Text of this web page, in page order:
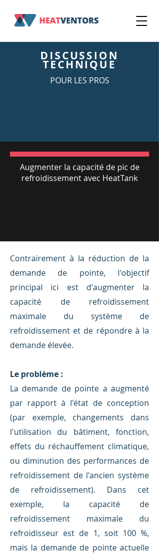
DISCUSSION
TECHNIQUE
POUR LES PROS
Augmenter la capacité de pic de
refroidissement avec HeatTank
Contrairement à la réduction de la
demande de pointe, l'objectif
principal ici est d'augmenter la
capacité de refroidissement
maximale du système de
refroidissement et de répondre à la
demande élevée.
Le problème :
La demande de pointe a augmenté
par rapport à l'état de conception
(par exemple, changements dans
l'utilisation du bâtiment, fonction,
effets du réchauffement climatique,
ou diminution des performances de
refroidissement de l'ancien système
de refroidissement). Dans cet
exemple, la capacité de
refroidissement maximale du
refroidisseur est de 1, soit 100 %,
mais la demande de pointe actuelle